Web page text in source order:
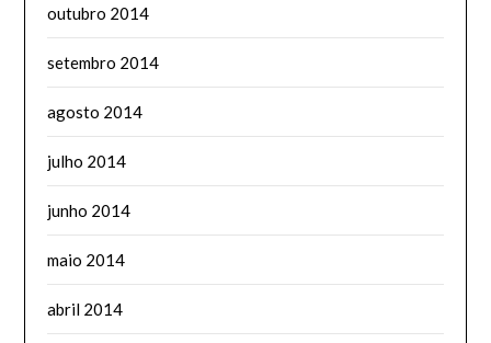
outubro 2014
setembro 2014
agosto 2014
julho 2014
junho 2014
maio 2014
abril 2014